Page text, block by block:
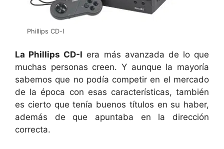
Phillips CD-I
La Phillips CD-I era más avanzada de lo que
muchas personas creen. Y aunque la mayoría
sabemos que no podía competir en el mercado
de la época con esas características, también
es cierto que tenía buenos títulos en su haber,
además de que apuntaba en la dirección
correcta.